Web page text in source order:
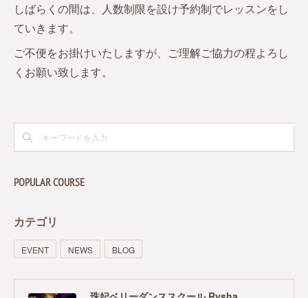
しばらくの間は、人数制限を設け予約制でレッスンをし
ていきます。
ご不便をお掛けいたしますが、ご理解ご協力の程よろし
くお願い致します。
POPULAR COURSE
カテゴリ
EVENT NEWS BLOG